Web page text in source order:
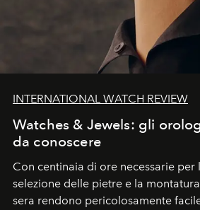
INTERNATIONAL WATCH REVIEW
Watches & Jewels: gli
da conoscere
Con centinaia di ore necessarie
selezione delle pietre e la
sera rendono pericolosamente